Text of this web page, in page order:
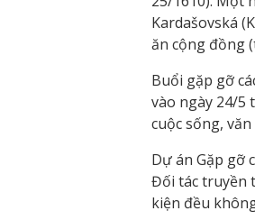
Kardašovská
ăn cộng đồng
Buổi gặp gỡ
vào ngày 24/5
cuộc sống,
Dự án Gặp gỡ
Đối tác truyền
kiện đều